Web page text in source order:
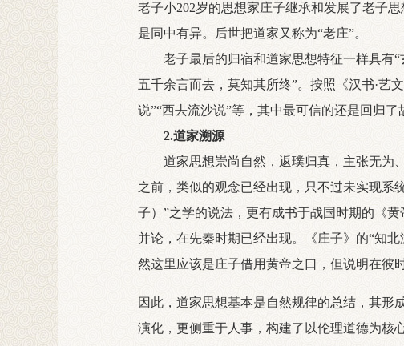
老子小202岁的思想家庄子继承和发展了老子
是同中有异。后世把道家又称为“老庄”。
老子最后的归宿和道家思想特征一样具有“
五千余言而去，莫知其所终”。按照《汉书·艺
说”“西去流沙说”等，其中最可信的还是回归了
2.道家溯源
道家思想崇尚自然，返璞归真，主张无为
之前，类似的观念已经出现，只不过未实现系
子）”之学的说法，更有成书于战国时期的《
并论，在先秦时期已经出现。《庄子》的“知
然这里应该是庄子借用黄帝之口，但说明在彼
因此，道家思想基本是自然规律的总结，其形
演化，更侧重于人事，构建了以伦理道德为核